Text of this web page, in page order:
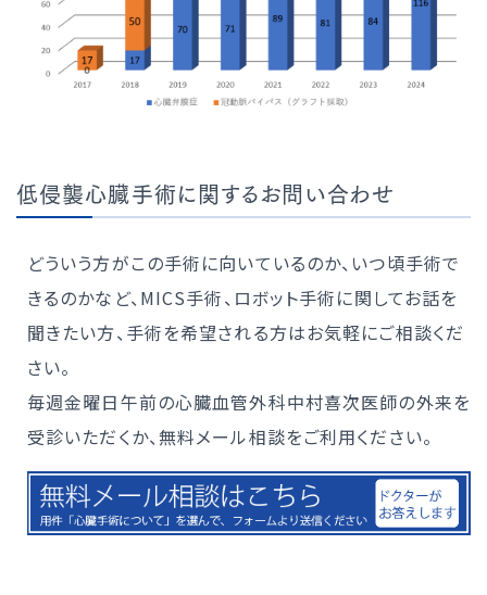
低侵襲心臓手術に関するお問い合わせ
どういう方がこの手術に向いているのか、いつ頃手術で
きるのかなど、MICS手術、ロボット手術に関してお話を
聞きたい方、手術を希望される方はお気軽にご相談くだ
さい。
毎週金曜日午前の心臓血管外科中村喜次医師の外来を
受診いただくか、無料メール相談をご利用ください。